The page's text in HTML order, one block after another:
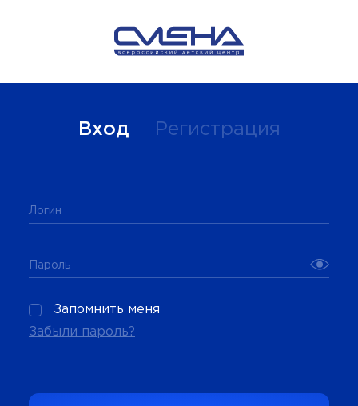
Вход Регистрация
Логин
Пароль
Запомнить меня
Забыли пароль?